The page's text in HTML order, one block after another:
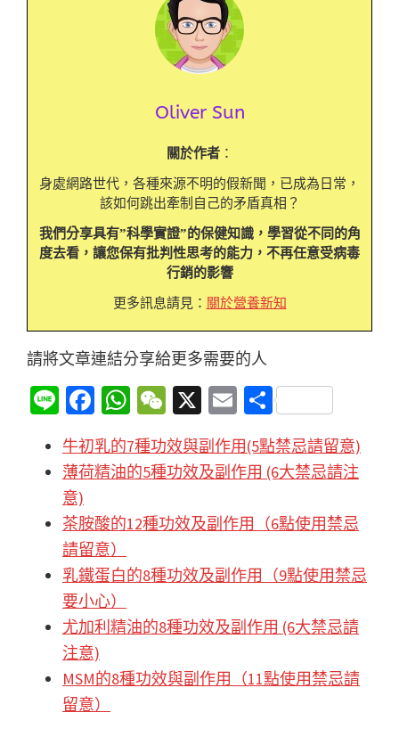
Oliver Sun
關於作者：
身處網路世代，各種來源不明的假新聞，已成為日常，
該如何跳出牽制自己的矛盾真相？
我們分享具有”科學實證”的保健知識，學習從不同的角
度去看，讓您保有批判性思考的能力，不再任意受病毒
行銷的影響
更多訊息請見： 關於營養新知
請將文章連結分享給更多需要的人
Li
n
e
Fa
ce
b
o
o
k
W
h
at
sA
p
p
W
e
C
h
at
X
E
ai
l
分
享
牛初乳的7種功效與副作用(5點禁忌請留意)
薄荷精油的5種功效及副作用 (6大禁忌請注
意)
茶胺酸的12種功效及副作用（6點使用禁忌
請留意）
乳鐵蛋白的8種功效及副作用（9點使用禁忌
要小心）
尤加利精油的8種功效及副作用 (6大禁忌請
注意)
MSM的8種功效與副作用（11點使用禁忌請
留意）